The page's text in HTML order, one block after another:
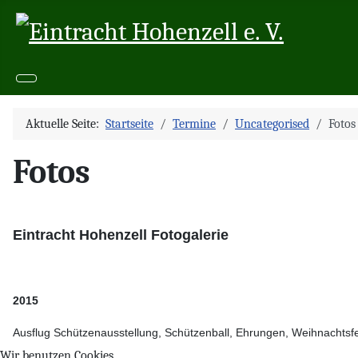
Aktuelle Seite: Startseite Termine Uncategorised Fotos
Fotos
Eintracht Hohenzell Fotogalerie
2015
Ausflug Schützenausstellung, Schützenball, Ehrungen,